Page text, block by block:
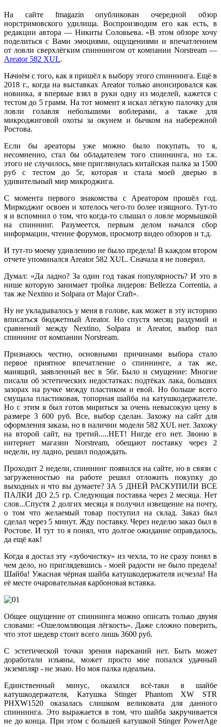
На сайте fmagazin опубликован очередной обзор
норстримовского удилища. Воспроизводим его как есть, в
редакции автора — Никиты Соловьева. «В этом обзоре хочу
поделиться с Вами эмоциями, ощущениями и впечатлением
от ловли сверхлёгким спиннингом от компании Norstream —
Areator 582 XUL.
Начнём с того, как я пришёл к выбору этого спиннинга. Ещё в
2018 г., когда на выставках Areator только анонсировался как
новинка, я впервые взял в руки одну из моделей, кажется с
тестом до 5 грамм. На тот момент я искал лёгкую палочку для
ловли голавля небольшими воблерами, а также для
микроджиговой охоты за окунем и бычком на набережной
Ростова.
Если бы ареаторы уже можно было покупать, то я,
несомненно, стал бы обладателем того спиннинга, но т.к.
этого не случилось, мне приглянулась китайская палка за 1500
руб с тестом до 5г, которая и стала моей дверью в
удивительный мир микроджига.
С момента первого знакомства с Ареатором прошёл год.
Миркоджиг освоен и хотелось чего-то более изящного. Тут-то
я и вспомнил о том, что когда-то слышал о ловле мормышкой
на спиннинг. Разумеется, первым делом начался сбор
информации, чтение форумов, просмотр видео обзоров и т.д.
И тут-то моему удивлению не было предела! В каждом втором
отчете упоминался Areator 582 XUL. Сначала я не поверил.
Думал: «Да ладно? За один год такая популярность? И это в
нише которую занимает тройка лидеров: Bellezza Correntia, а
так же Nextino и Solpara от Major Craft».
Ну не укладывалось у меня в голове, как может в эту историю
вписаться бюджетный Areator. Но спустя месяц раздумий и
сравнений между Nextino, Solpara и Areator, выбор пал
спиннинг от компании Norstream.
Признаюсь честно, основными причинами выбора стало
первое приятное впечатление о спиннинге, а так же,
манящий, заявленный вес в 56г. Было и смущение: Многие
писали об эстетических недостатках: подтёках лака, больших
зазорах на ручке между пластиком и евой. Но больше всего
смущала пластиковая, топорная шайба на катушкодержателе.
Но с этим я был готов мириться за очень невысокую цену в
размере 3 600 руб. Все, выбор сделан. Захожу на сайт для
оформления заказа, но в наличии модели 582 XUL нет. Захожу
на второй сайт, на третий.....НЕТ! Нигде его нет. Звоню в
интернет магазин Norstream, обещают поставку через 2
недели, ну ладно, решил подождать.
Проходит 2 недели, спиннинг появился на сайте, но в связи с
загруженностью на работе решил отложить покупку до
выходных и что вы думаете? ЗА 5 ДНЕЙ РАСКУПИЛИ ВСЕ
ПАЛКИ ДО 2,5 гр. Следующая поставка через 2 месяца. Нет
слов...Спустя 2 долгих месяца я получил извещение на почту,
о том что желаемый товар поступил на склад. Заказ был
сделал через 5 минут. Жду поставку. Через неделю заказ был в
Ростове. И тут то я понял, что долгое ожидание оправдалось,
да ещё как!
Когда я достал эту «зубочистку» из чехла, то не сразу понял в
чем дело, но приглядевшись - моей радости не было предела!
Шайба! Ужасная чёрная шайба катушкодержателя исчезла! На
её месте очаровательная карбоновая вставка.
Общее ощущение от спиннинга можно описать только двумя
словами: «Ошеломляющая лёгкость». Даже сложно поверить,
что этот шедевр стоит всего лишь 3600 руб.
С эстетической точки зрения нареканий нет. Быть может
доработали изъяны, может просто мне попался удачный
экземпляр - не знаю. Но моя палка идеальна.
Единственный минус, оказался всё-таки в шайбе
катушкодержателя, Катушка Stinger Phantom XW STR
PHXW1520 оказалась слишком великовата для данного
спиннинга. Это выражается в том, что шайба закручивается
не до конца. При этом с большей катушкой Stinger PowerAge